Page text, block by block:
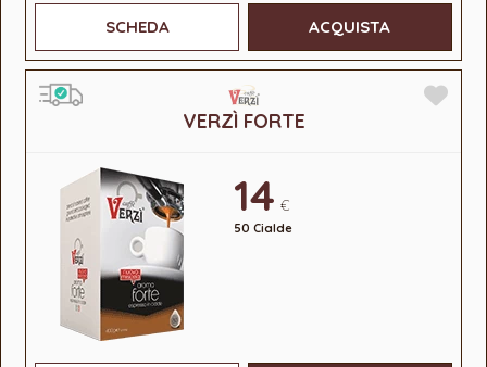
SCHEDA ACQUISTA
VERZÌ FORTE
14 €
50 Cialde